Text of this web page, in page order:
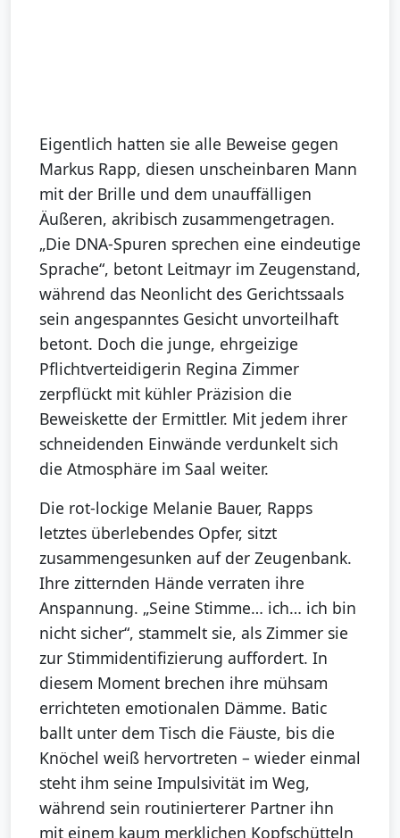
Eigentlich hatten sie alle Beweise gegen
Markus Rapp, diesen unscheinbaren Mann
mit der Brille und dem unauffälligen
Äußeren, akribisch zusammengetragen.
„Die DNA-Spuren sprechen eine eindeutige
Sprache“, betont Leitmayr im Zeugenstand,
während das Neonlicht des Gerichtssaals
sein angespanntes Gesicht unvorteilhaft
betont. Doch die junge, ehrgeizige
Pflichtverteidigerin Regina Zimmer
zerpflückt mit kühler Präzision die
Beweiskette der Ermittler. Mit jedem ihrer
schneidenden Einwände verdunkelt sich
die Atmosphäre im Saal weiter.
Die rot-lockige Melanie Bauer, Rapps
letztes überlebendes Opfer, sitzt
zusammengesunken auf der Zeugenbank.
Ihre zitternden Hände verraten ihre
Anspannung. „Seine Stimme… ich… ich bin
nicht sicher“, stammelt sie, als Zimmer sie
zur Stimmidentifizierung auffordert. In
diesem Moment brechen ihre mühsam
errichteten emotionalen Dämme. Batic
ballt unter dem Tisch die Fäuste, bis die
Knöchel weiß hervortreten – wieder einmal
steht ihm seine Impulsivität im Weg,
während sein routinierterer Partner ihn
mit einem kaum merklichen Kopfschütteln